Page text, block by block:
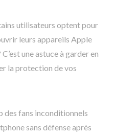
utilisateurs optent pour
leurs appareils Apple
une astuce à garder en
la protection de vos
des fans inconditionnels
sans défense après